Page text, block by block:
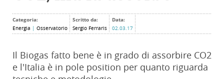
Categoria:
Energia Osservatorio
Scritto da:
Sergio Ferraris
Data:
02.03.17
Il Biogas fatto bene è in grado di assorbire CO2
e l'Italia è in pole position per quanto riguarda